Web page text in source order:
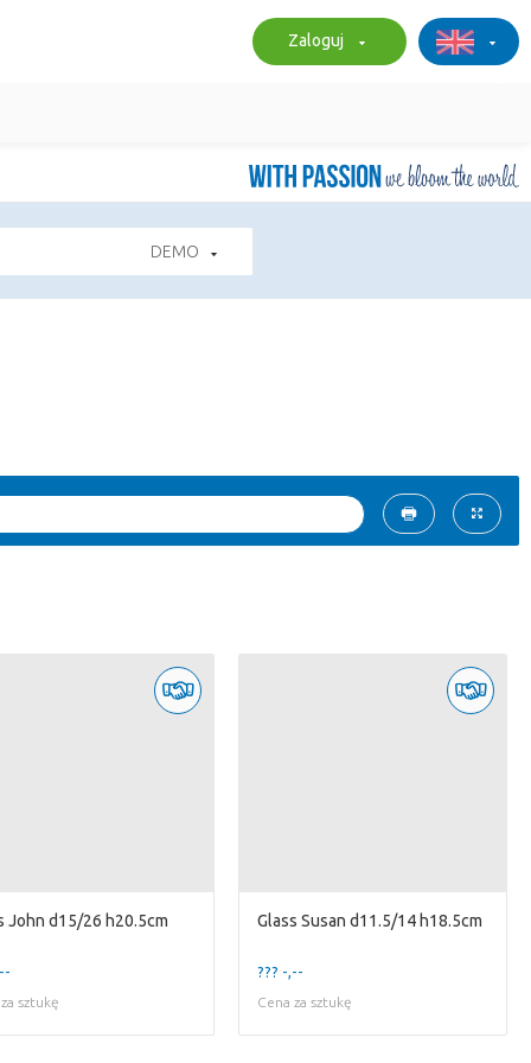
Zaloguj
DEMO
John d15/26 h20.5cm
sztukę
Glass Susan d11.5/14 h18.5cm
??? -,--
Cena za sztukę